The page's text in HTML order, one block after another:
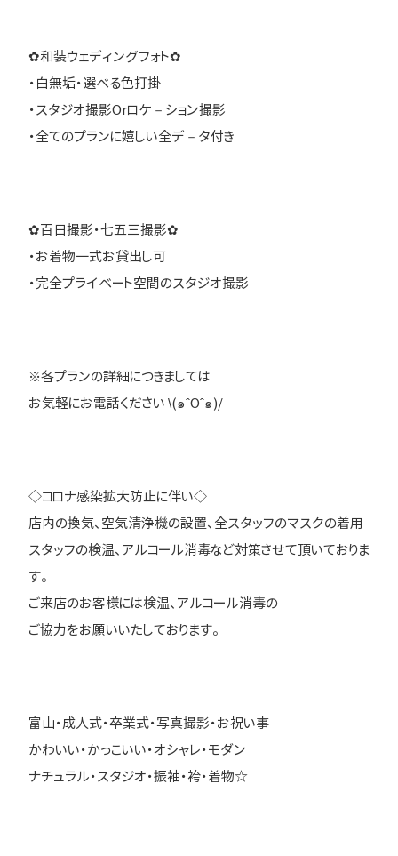
✿和装ウェディングフォト✿
・白無垢・選べる色打掛
・スタジオ撮影Orロケ－ション撮影
・全てのプランに嬉しい全デ－タ付き
✿百日撮影・七五三撮影✿
・お着物一式お貸出し可
・完全プライベート空間のスタジオ撮影
※各プランの詳細につきましては
お気軽にお電話ください \(๑ˆOˆ๑)/
◇コロナ感染拡大防止に伴い◇
店内の換気、空気清浄機の設置、全スタッフのマスクの着用
スタッフの検温、アルコール消毒など対策させて頂いておりま
す。
ご来店のお客様には検温、アルコール消毒の
ご協力をお願いいたしております。
富山・成人式・卒業式・写真撮影・お祝い事
かわいい・かっこいい・オシャレ・モダン
ナチュラル・スタジオ・振袖・袴・着物☆